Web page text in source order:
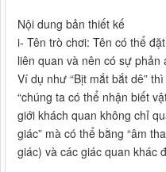
Nội dung bản thiết kế
i- Tên trò chơi: Tên có thể
liên quan và nên có sự
Ví dụ như “Bịt mắt bắt dê”
“chúng ta có thể nhận biết
giới khách quan không chỉ
giác” mà có thể bằng “âm
giác) và các giác quan khác